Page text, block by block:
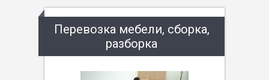
Перевозка мебели, сборка,
разборка